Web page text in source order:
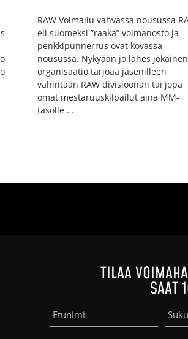
RAW Voimailu vahvassa nousussa
eli suomeksi ”raaka” voimanosto ja
penkkipunnerrus ovat kovassa
nousussa. Nykyään jo lähes jokainen
organisaatio tarjoaa jäsenilleen
vähintään RAW divisioonan tai jopa
omat mestaruuskilpailut aina MM-
tasolle …
TILAA
SAAT